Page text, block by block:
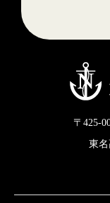
〒425-
東